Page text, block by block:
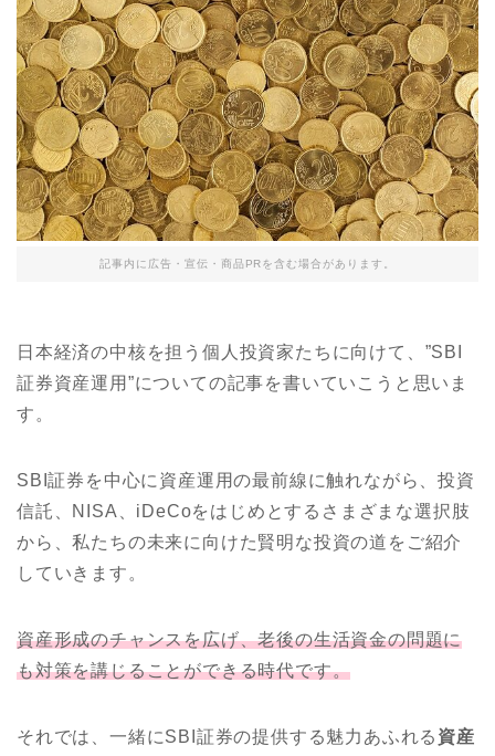
記事内に広告・宣伝・商品PRを含む場合があります。
日本経済の中核を担う個人投資家たちに向けて、”SBI
証券資産運用”についての記事を書いていこうと思いま
す。
SBI証券を中心に資産運用の最前線に触れながら、投資
信託、NISA、iDeCoをはじめとするさまざまな選択肢
から、私たちの未来に向けた賢明な投資の道をご紹介
していきます。
資産形成のチャンスを広げ、老後の生活資金の問題に
も対策を講じることができる時代です。
それでは、一緒にSBI証券の提供する魅力あふれる 資産